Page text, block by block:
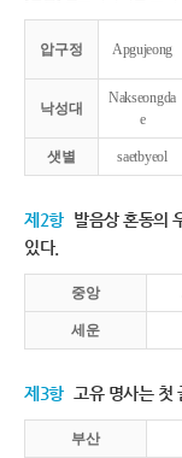
압구정 Apgujeong
낙성대
Nakseongda
e
샛별 saetbyeol
제2항 발음상 혼동의
있다.
중앙
세운
제3항 고유 명사는 첫
부산